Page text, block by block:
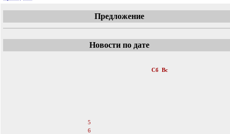
Предложение
Новости по дате
Сб Вс
5
6